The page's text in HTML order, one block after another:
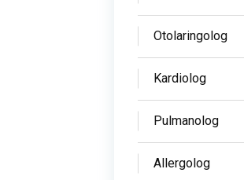
Otolaringolog
Kardiolog
Pulmanolog
Allergolog